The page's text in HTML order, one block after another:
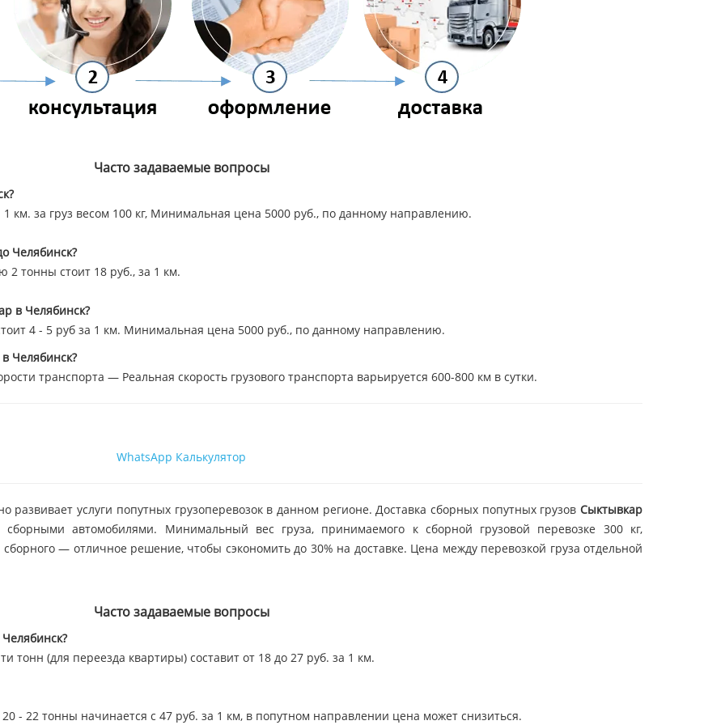
Часто задаваемые вопросы
1 км. за груз весом 100 кг, Минимальная цена 5000 руб., по данному направлению.
Челябинск?
2 тонны стоит 18 руб., за 1 км.
в Челябинск?
4 - 5 руб за 1 км. Минимальная цена 5000 руб., по данному направлению.
Челябинск?
транспорта — Реальная скорость грузового транспорта варьируется 600-800 км в сутки.
WhatsApp Калькулятор
развивает услуги попутных грузоперевозок в данном регионе. Доставка сборных попутных грузов Сыктывкар
автомобилями. Минимальный вес груза, принимаемого к сборной грузовой перевозке 300 кг,
— отличное решение, чтобы сэкономить до 30% на доставке. Цена между перевозкой груза отдельной
Часто задаваемые вопросы
тонн (для переезда квартиры) составит от 18 до 27 руб. за 1 км.
- 22 тонны начинается с 47 руб. за 1 км, в попутном направлении цена может снизиться.